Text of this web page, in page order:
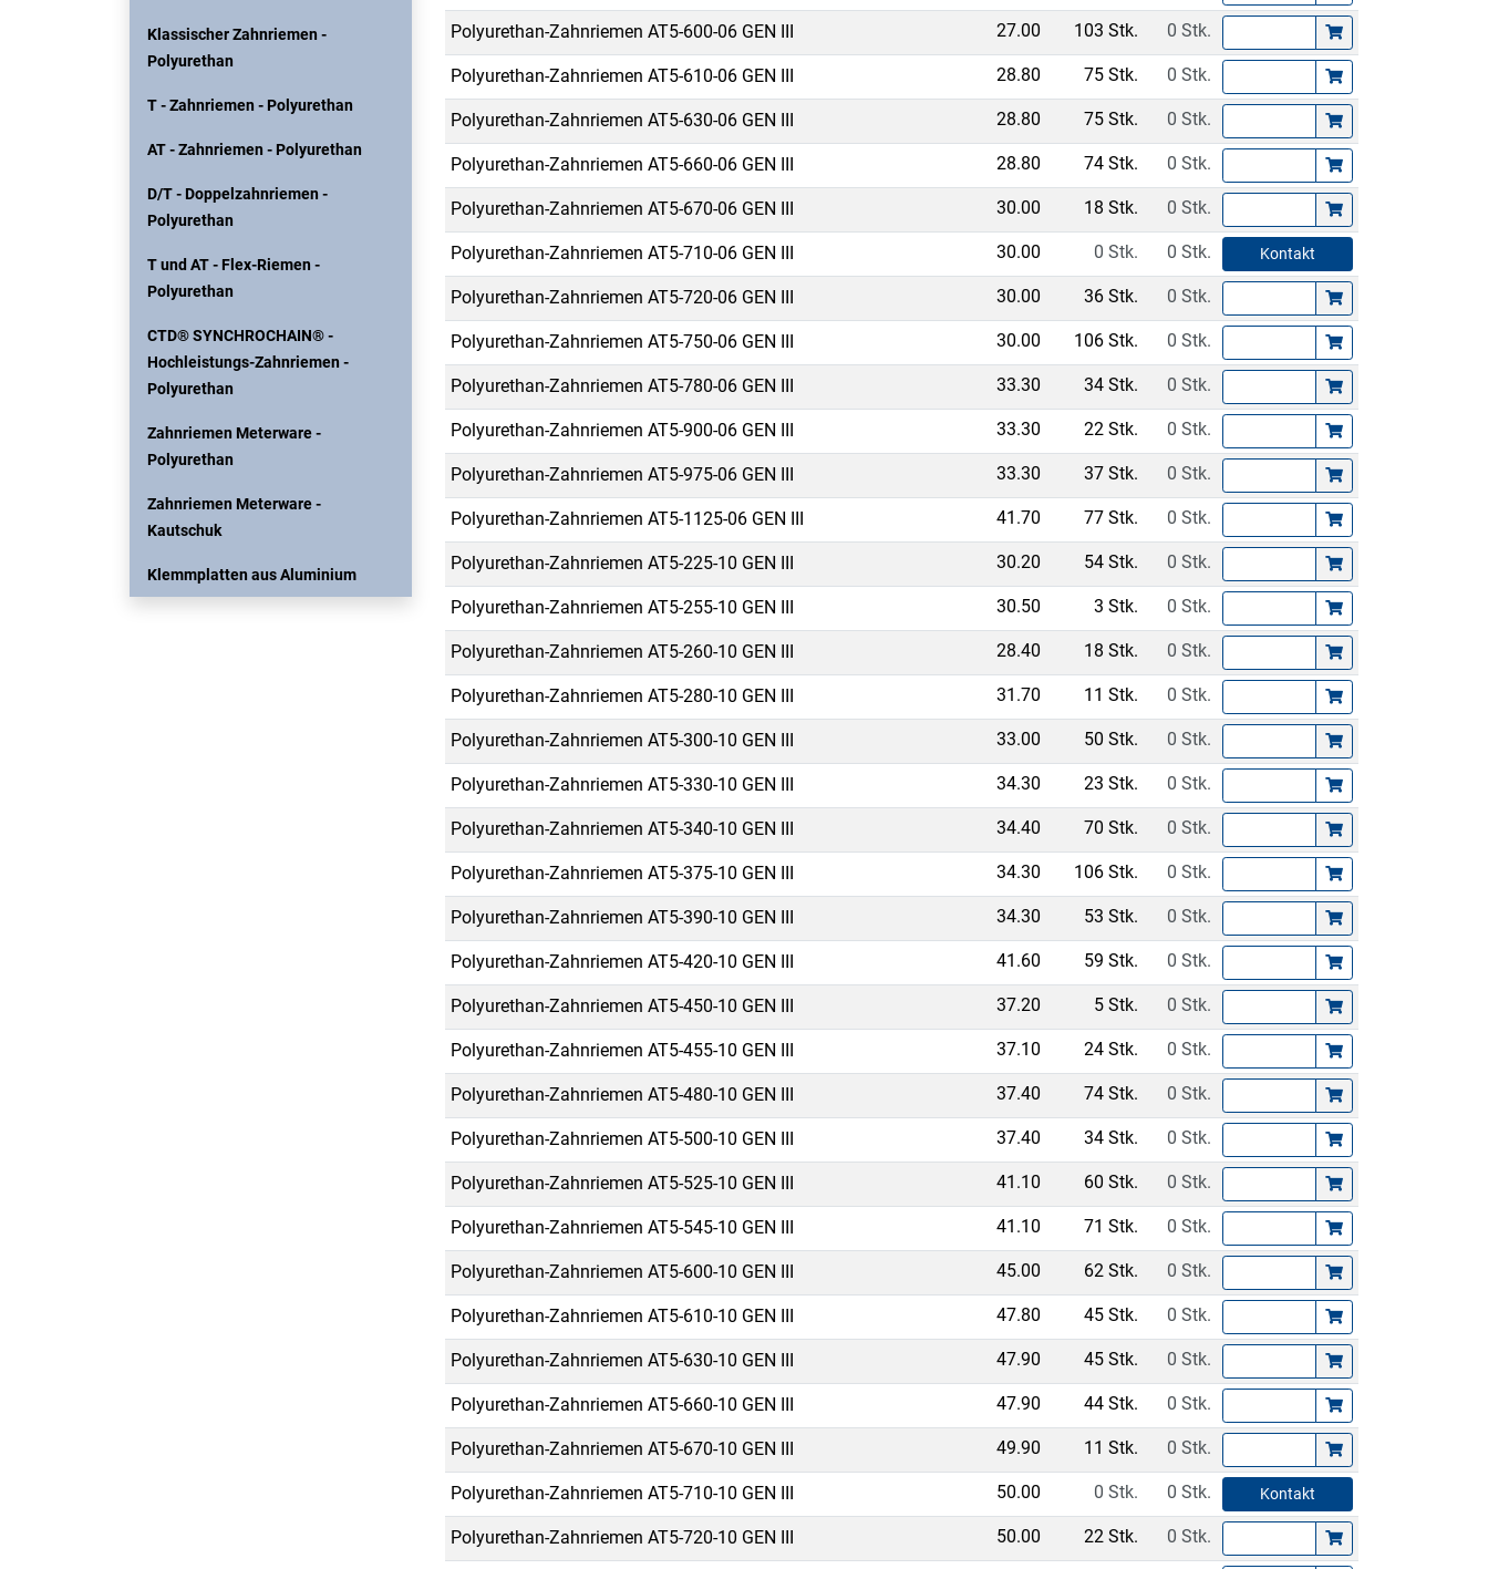
Klassischer Zahnriemen -
Polyurethan
T - Zahnriemen - Polyurethan
AT - Zahnriemen - Polyurethan
D/T - Doppelzahnriemen -
Polyurethan
T und AT - Flex-Riemen -
Polyurethan
CTD® SYNCHROCHAIN® -
Hochleistungs-Zahnriemen -
Polyurethan
Zahnriemen Meterware -
Polyurethan
Zahnriemen Meterware -
Kautschuk
Klemmplatten aus Aluminium
Polyurethan-Zahnriemen AT5-600-06 GEN III 27.00 103 Stk. 0 Stk.
Polyurethan-Zahnriemen AT5-610-06 GEN III 28.80 75 Stk. 0 Stk.
Polyurethan-Zahnriemen AT5-630-06 GEN III 28.80 75 Stk. 0 Stk.
Polyurethan-Zahnriemen AT5-660-06 GEN III 28.80 74 Stk. 0 Stk.
Polyurethan-Zahnriemen AT5-670-06 GEN III 30.00 18 Stk. 0 Stk.
Polyurethan-Zahnriemen AT5-710-06 GEN III 30.00 0 Stk. 0 Stk. Kontakt
Polyurethan-Zahnriemen AT5-720-06 GEN III 30.00 36 Stk. 0 Stk.
Polyurethan-Zahnriemen AT5-750-06 GEN III 30.00 106 Stk. 0 Stk.
Polyurethan-Zahnriemen AT5-780-06 GEN III 33.30 34 Stk. 0 Stk.
Polyurethan-Zahnriemen AT5-900-06 GEN III 33.30 22 Stk. 0 Stk.
Polyurethan-Zahnriemen AT5-975-06 GEN III 33.30 37 Stk. 0 Stk.
Polyurethan-Zahnriemen AT5-1125-06 GEN III 41.70 77 Stk. 0 Stk.
Polyurethan-Zahnriemen AT5-225-10 GEN III 30.20 54 Stk. 0 Stk.
Polyurethan-Zahnriemen AT5-255-10 GEN III 30.50 3 Stk. 0 Stk.
Polyurethan-Zahnriemen AT5-260-10 GEN III 28.40 18 Stk. 0 Stk.
Polyurethan-Zahnriemen AT5-280-10 GEN III 31.70 11 Stk. 0 Stk.
Polyurethan-Zahnriemen AT5-300-10 GEN III 33.00 50 Stk. 0 Stk.
Polyurethan-Zahnriemen AT5-330-10 GEN III 34.30 23 Stk. 0 Stk.
Polyurethan-Zahnriemen AT5-340-10 GEN III 34.40 70 Stk. 0 Stk.
Polyurethan-Zahnriemen AT5-375-10 GEN III 34.30 106 Stk. 0 Stk.
Polyurethan-Zahnriemen AT5-390-10 GEN III 34.30 53 Stk. 0 Stk.
Polyurethan-Zahnriemen AT5-420-10 GEN III 41.60 59 Stk. 0 Stk.
Polyurethan-Zahnriemen AT5-450-10 GEN III 37.20 5 Stk. 0 Stk.
Polyurethan-Zahnriemen AT5-455-10 GEN III 37.10 24 Stk. 0 Stk.
Polyurethan-Zahnriemen AT5-480-10 GEN III 37.40 74 Stk. 0 Stk.
Polyurethan-Zahnriemen AT5-500-10 GEN III 37.40 34 Stk. 0 Stk.
Polyurethan-Zahnriemen AT5-525-10 GEN III 41.10 60 Stk. 0 Stk.
Polyurethan-Zahnriemen AT5-545-10 GEN III 41.10 71 Stk. 0 Stk.
Polyurethan-Zahnriemen AT5-600-10 GEN III 45.00 62 Stk. 0 Stk.
Polyurethan-Zahnriemen AT5-610-10 GEN III 47.80 45 Stk. 0 Stk.
Polyurethan-Zahnriemen AT5-630-10 GEN III 47.90 45 Stk. 0 Stk.
Polyurethan-Zahnriemen AT5-660-10 GEN III 47.90 44 Stk. 0 Stk.
Polyurethan-Zahnriemen AT5-670-10 GEN III 49.90 11 Stk. 0 Stk.
Polyurethan-Zahnriemen AT5-710-10 GEN III 50.00 0 Stk. 0 Stk. Kontakt
Polyurethan-Zahnriemen AT5-720-10 GEN III 50.00 22 Stk. 0 Stk.